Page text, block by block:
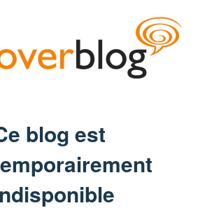
blog est